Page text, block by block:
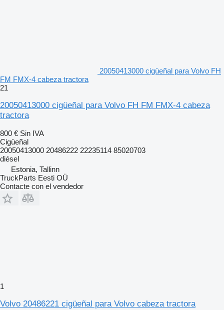
20050413000 cigüeñal para Volvo FH
FM FMX-4 cabeza tractora
21
20050413000 cigüeñal para Volvo FH FM FMX-4 cabeza
tractora
800 € Sin IVA
Cigüeñal
20050413000 20486222 22235114 85020703
diésel
Estonia, Tallinn
TruckParts Eesti OÜ
Contacte con el vendedor
1
Volvo 20486221 cigüeñal para Volvo cabeza tractora